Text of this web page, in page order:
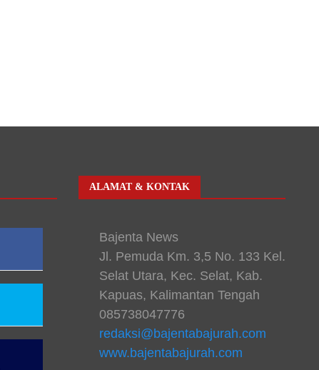
ALAMAT & KONTAK
Bajenta News
Jl. Pemuda Km. 3,5 No. 133 Kel.
Selat Utara, Kec. Selat, Kab.
Kapuas, Kalimantan Tengah
085738047776
redaksi@bajentabajurah.com
www.bajentabajurah.com